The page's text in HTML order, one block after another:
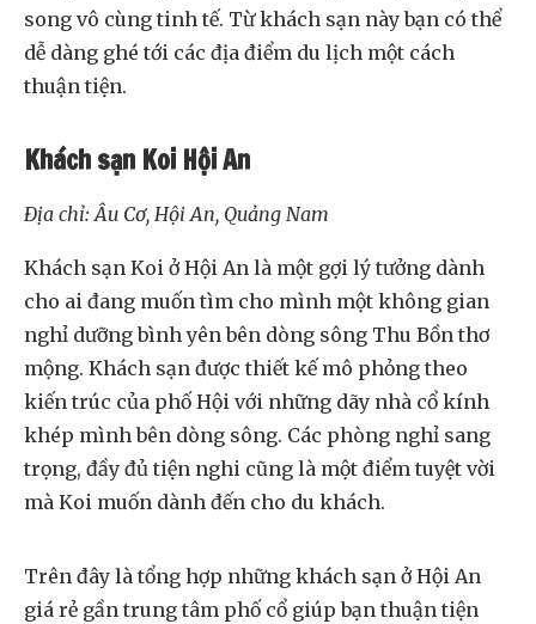
song vô cùng tinh tế. Từ khách sạn này bạn có thể
dễ dàng ghé tới các địa điểm du lịch một cách
thuận tiện.
Khách sạn Koi Hội An
Địa chỉ: Âu Cơ, Hội An, Quảng Nam
Khách sạn Koi ở Hội An là một gợi lý tưởng dành
cho ai đang muốn tìm cho mình một không gian
nghỉ dưỡng bình yên bên dòng sông Thu Bồn thơ
mộng. Khách sạn được thiết kế mô phỏng theo
kiến trúc của phố Hội với những dãy nhà cổ kính
khép mình bên dòng sông. Các phòng nghỉ sang
trọng, đầy đủ tiện nghi cũng là một điểm tuyệt vời
mà Koi muốn dành đến cho du khách.
Trên đây là tổng hợp những khách sạn ở Hội An
giá rẻ gần trung tâm phố cổ giúp bạn thuận tiện